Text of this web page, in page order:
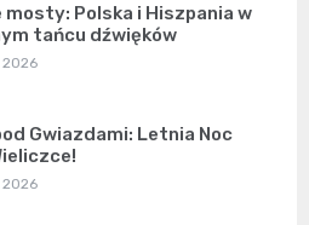
mosty: Polska i Hiszpania w
tańcu dźwięków
Gwiazdami: Letnia Noc